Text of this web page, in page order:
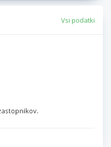
Vsi podatki